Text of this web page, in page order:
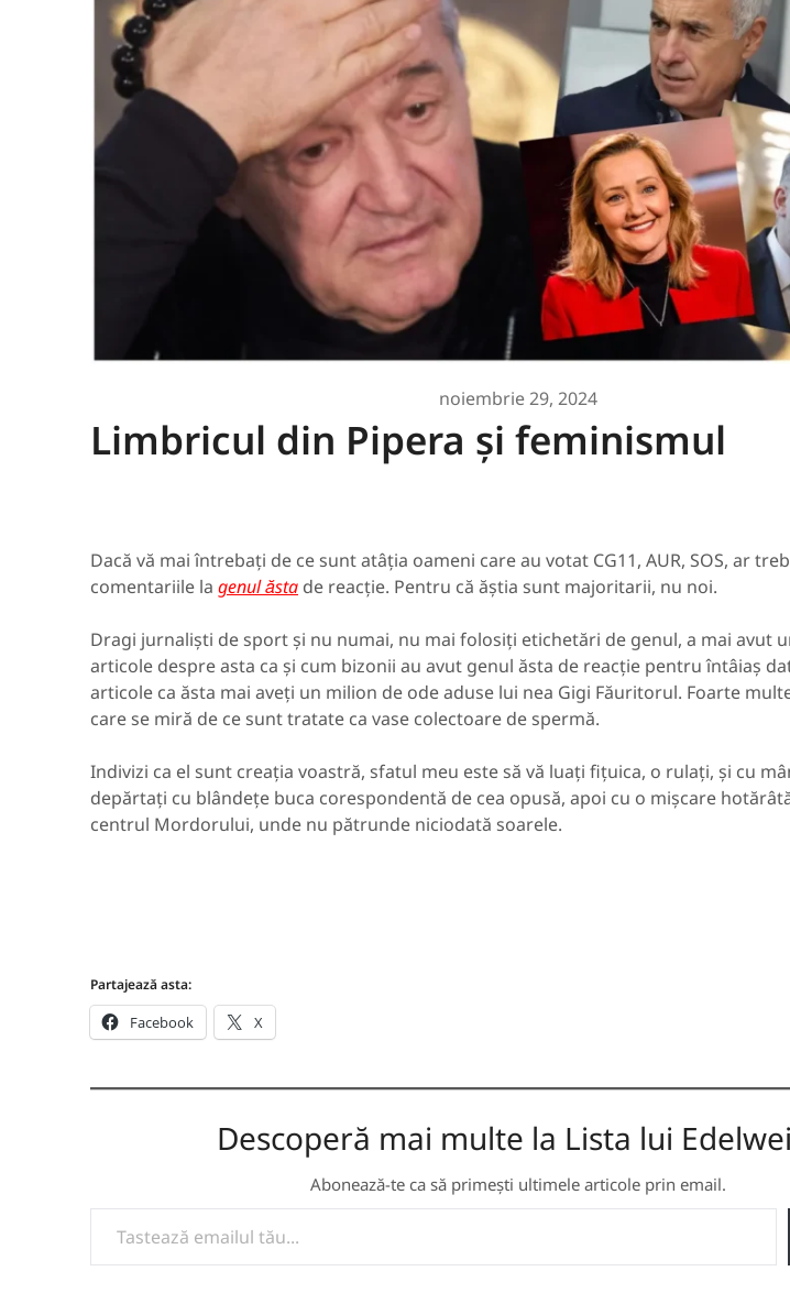
noiembrie 29, 2024
Limbricul din Pipera și feminismul
Dacă vă mai întrebați de ce sunt atâția oameni care au votat CG11, AUR, SOS, ar
comentariile la genul ăsta de reacție. Pentru că ăștia sunt majoritarii, nu noi.
Dragi jurnaliști de sport și nu numai, nu mai folosiți etichetări de genul, a mai avut
articole despre asta ca și cum bizonii au avut genul ăsta de reacție pentru întâiaș
articole ca ăsta mai aveți un milion de ode aduse lui nea Gigi Făuritorul. Foarte
care se miră de ce sunt tratate ca vase colectoare de spermă.
Indivizi ca el sunt creația voastră, sfatul meu este să vă luați fițuica, o rulați, și cu
depărtați cu blândețe buca corespondentă de cea opusă, apoi cu o mișcare
centrul Mordorului, unde nu pătrunde niciodată soarele.
Partajează asta:
Facebook X
Descoperă mai multe la Lista lui
Abonează-te ca să primești ultimele articole prin email.
TASTEAZĂ EMAILUL TĂU...